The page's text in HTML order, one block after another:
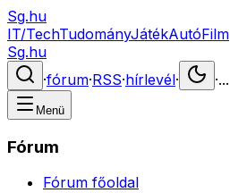
Sg.hu
IT/TechTudományJátékAutóFilm
Sg.hu
·fórum·RSS·hírlevél· ·...
Menü
Fórum
Fórum főoldal